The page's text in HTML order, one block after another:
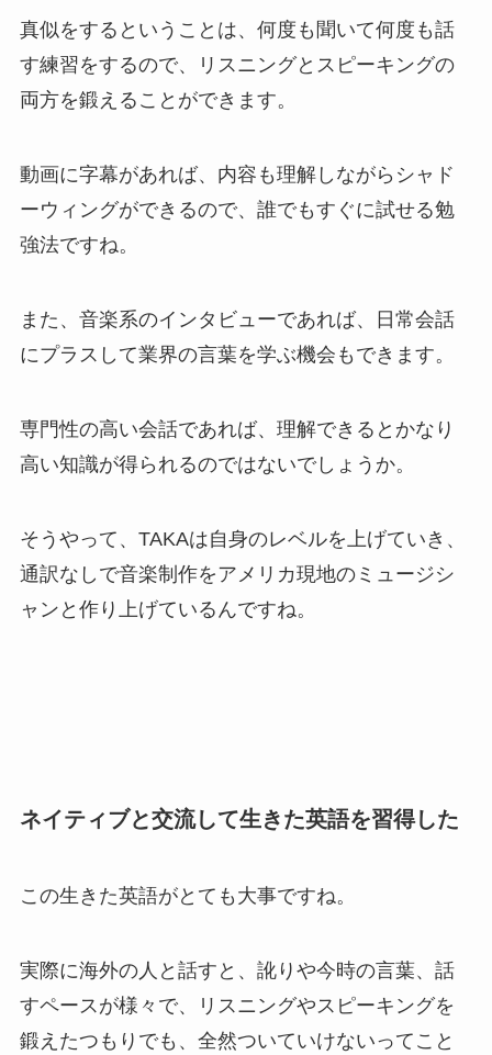
真似をするということは、何度も聞いて何度も話
す練習をするので、リスニングとスピーキングの
両方を鍛えることができます。
動画に字幕があれば、内容も理解しながらシャド
ーウィングができるので、誰でもすぐに試せる勉
強法ですね。
また、音楽系のインタビューであれば、日常会話
にプラスして業界の言葉を学ぶ機会もできます。
専門性の高い会話であれば、理解できるとかなり
高い知識が得られるのではないでしょうか。
そうやって、TAKAは自身のレベルを上げていき、
通訳なしで音楽制作をアメリカ現地のミュージシ
ャンと作り上げているんですね。
ネイティブと交流して生きた英語を習得した
この生きた英語がとても大事ですね。
実際に海外の人と話すと、訛りや今時の言葉、話
すペースが様々で、リスニングやスピーキングを
鍛えたつもりでも、全然ついていけないってこと